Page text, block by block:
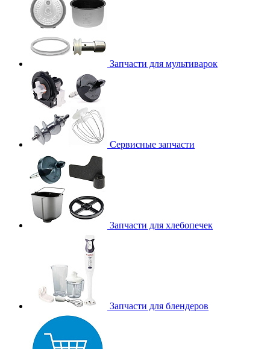
Запчасти для мультиварок
Сервисные запчасти
Запчасти для хлебопечек
Запчасти для блендеров